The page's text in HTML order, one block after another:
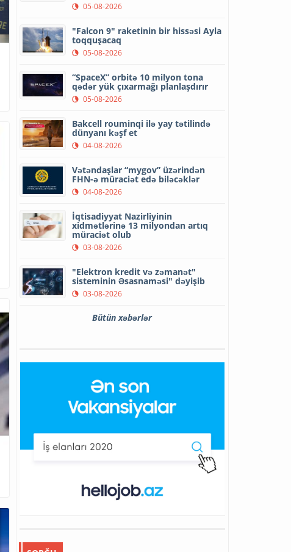
05-08-2026
"Falcon 9" raketinin bir hissəsi Ayla
toqquşacaq
05-08-2026
“SpaceX” orbitə 10 milyon tona
qədər yük çıxarmağı planlaşdırır
05-08-2026
Bakcell rouminqi ilə yay tətilində
dünyanı kəşf et
04-08-2026
Vətəndaşlar “mygov” üzərindən
FHN-ə müraciət edə biləcəklər
04-08-2026
İqtisadiyyat Nazirliyinin
xidmətlərinə 13 milyondan artıq
müraciət olub
03-08-2026
"Elektron kredit və zəmanət"
sisteminin Əsasnaməsi" dəyişib
03-08-2026
Bütün xəbərlər